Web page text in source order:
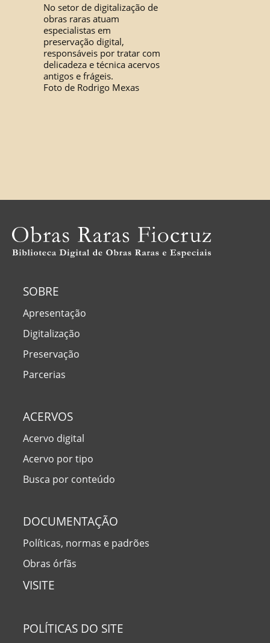
No setor de digitalização de
obras raras atuam
especialistas em
preservação digital,
responsáveis por tratar com
delicadeza e técnica acervos
antigos e frágeis.
Foto de Rodrigo Mexas
SOBRE
Apresentação
Digitalização
Preservação
Parcerias
ACERVOS
Acervo digital
Acervo por tipo
Busca por conteúdo
DOCUMENTAÇÃO
Políticas, normas e padrões
Obras órfãs
VISITE
POLÍTICAS DO SITE